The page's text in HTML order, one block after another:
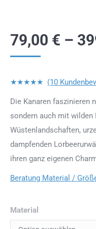
79,00 € –
★★★★★ (10
Die Kanaren faszinieren
sondern auch mit wilden
Wüstenlandschaften,
dampfenden
ihren ganz eigenen
Beratung Material /
Material